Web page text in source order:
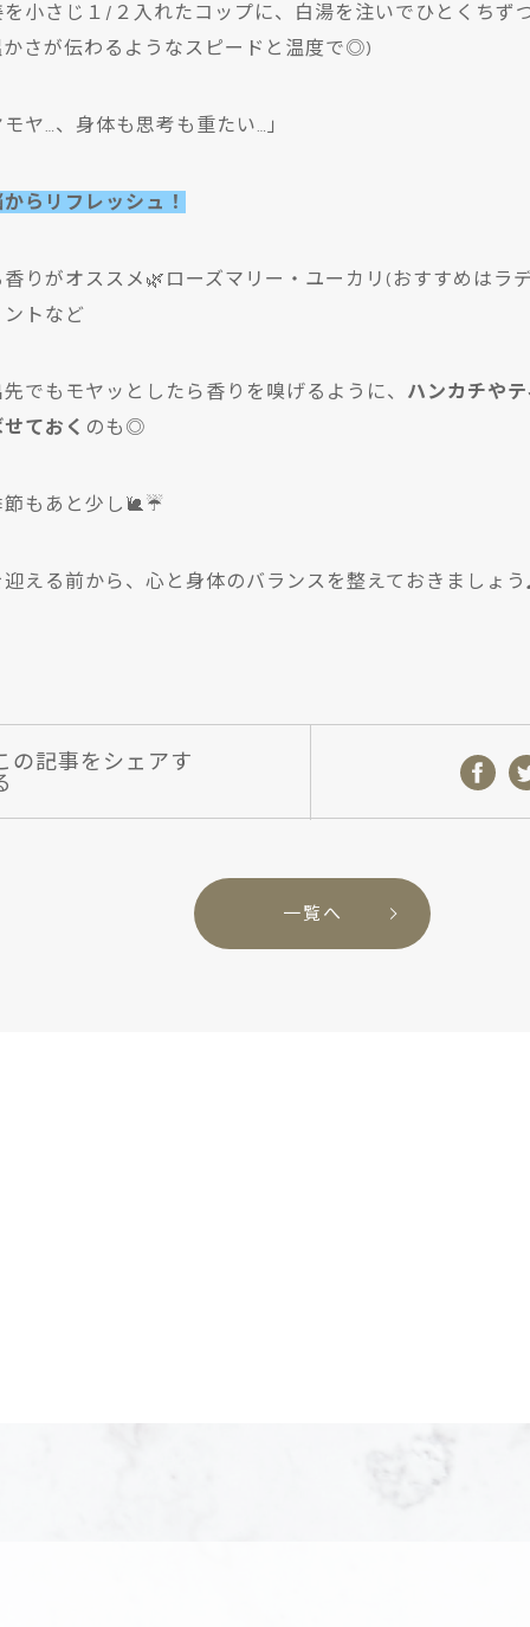
小さじ１/２入れたコップに、白湯を注いでひとくちず
さが伝わるようなスピードと温度で◎)
ヤ…、身体も思考も重たい… 」
らリフレッシュ！
りがオススメ🌿ローズマリー・ユーカリ(おすすめはラ
トなど
でもモヤッとしたら香りを嗅げるように、 ハンカチや
ておく のも◎
もあと少し🐌☔
える前から、心と身体のバランスを整えておきましょ
の記事をシェアす
一覧へ